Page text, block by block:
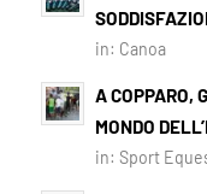
in: Canoa
A COPPARO,
MONDO
in: Sport